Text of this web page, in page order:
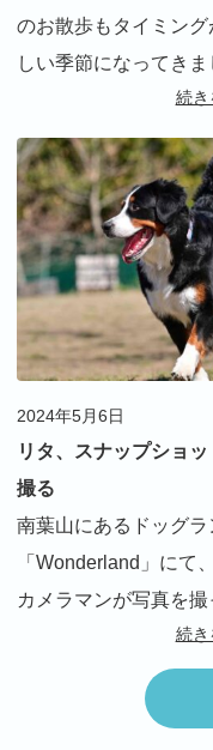
のお散歩もタイミング
しい季節になってきま
た。しかし、リタに
は大好きな泳ぎの季節
年も早速始まりました
極的に海に入るバーニ
はめずらしいのか、「
の？バーニーズでしょ
って […]
続き
2024年5月6日
リタ、スナップショッ
撮る
南葉山にあるドッグラ
「Wonderland」にて
カメラマンが写真を撮
くれるオプション？
り、早速撮って貰い
料金は３千円でおつ
続き